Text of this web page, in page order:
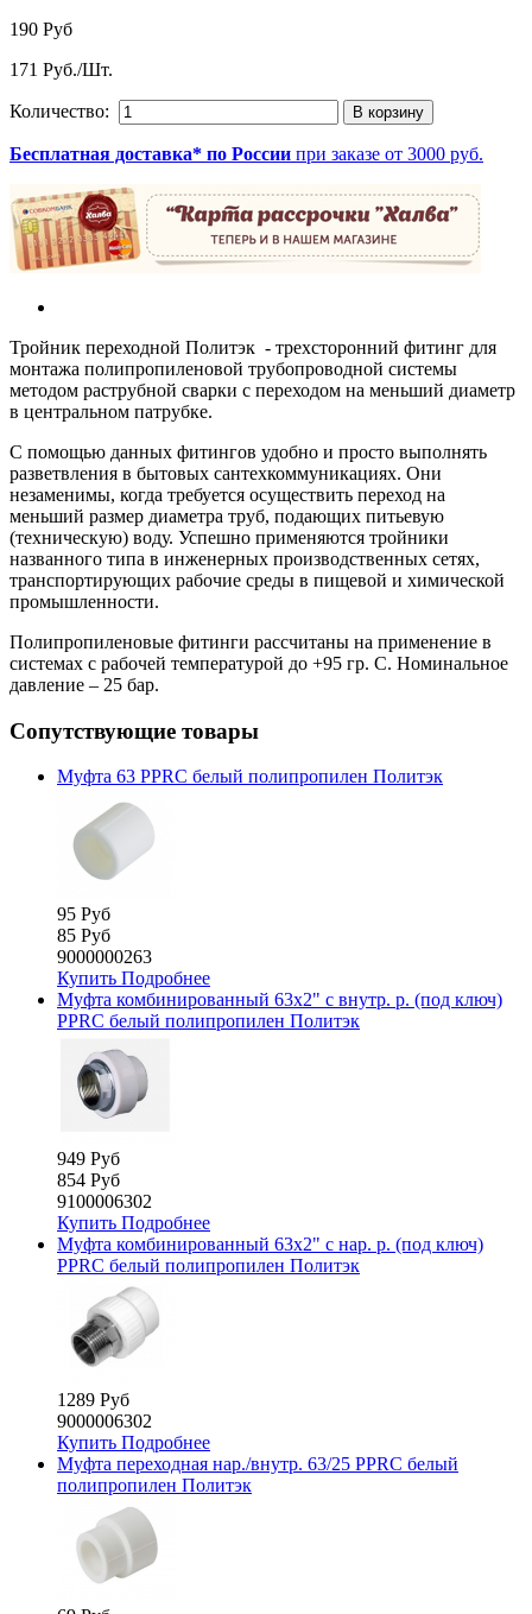
190 Руб
171 Руб./Шт.
Количество:
Бесплатная доставка* по России при заказе от 3000 руб.
Тройник переходной Политэк - трехсторонний фитинг для
монтажа полипропиленовой трубопроводной системы
методом раструбной сварки с переходом на меньший диаметр
в центральном патрубке.
С помощью данных фитингов удобно и просто выполнять
разветвления в бытовых сантехкоммуникациях. Они
незаменимы, когда требуется осуществить переход на
меньший размер диаметра труб, подающих питьевую
(техническую) воду. Успешно применяются тройники
названного типа в инженерных производственных сетях,
транспортирующих рабочие среды в пищевой и химической
промышленности.
Полипропиленовые фитинги рассчитаны на применение в
системах с рабочей температурой до +95 гр. C. Номинальное
давление – 25 бар.
Сопутствующие товары
Муфта 63 PPRC белый полипропилен Политэк
95 Руб
85 Руб
9000000263
Купить Подробнее
Муфта комбинированный 63х2" с внутр. р. (под ключ)
PPRC белый полипропилен Политэк
949 Руб
854 Руб
9100006302
Купить Подробнее
Муфта комбинированный 63х2" с нар. р. (под ключ)
PPRC белый полипропилен Политэк
1289 Руб
9000006302
Купить Подробнее
Муфта переходная нар./внутр. 63/25 PPRC белый
полипропилен Политэк